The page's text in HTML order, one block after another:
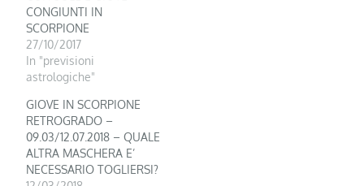
CONGIUNTI IN
SCORPIONE
27/10/2017
In "previsioni
astrologiche"
GIOVE IN SCORPIONE
RETROGRADO –
09.03/12.07.2018 – QUALE
ALTRA MASCHERA E’
NECESSARIO TOGLIERSI?